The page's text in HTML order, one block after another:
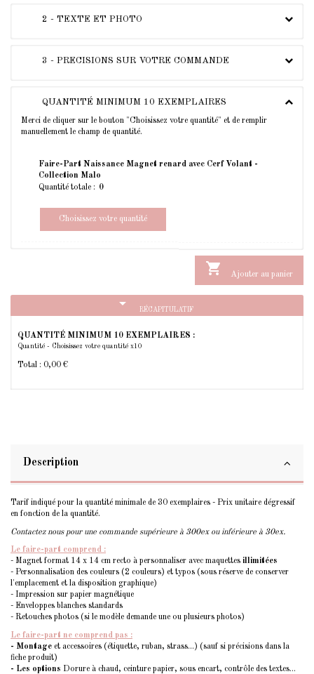
2 - TEXTE ET PHOTO
3 - PRECISIONS SUR VOTRE COMMANDE
QUANTITÉ MINIMUM 10 EXEMPLAIRES
Merci de cliquer sur le bouton "Choisissez votre quantité" et de remplir
manuellement le champ de quantité.
Faire-Part Naissance Magnet renard avec Cerf Volant -
Collection Malo
Quantité totale :
Choisissez votre quantité
 Ajouter au panier
arrow_drop_down RÉCAPITULATIF
QUANTITÉ MINIMUM 10 EXEMPLAIRES :
Quantité - Choisissez votre quantité x10
Total : 0,00 €
Description
Tarif indiqué pour la quantité minimale de 30 exemplaires - Prix unitaire dégressif
en fonction de la quantité.
Contactez nous pour une commande supérieure à 300ex ou inférieure à 30ex.
Le faire-part comprend :
- Magnet format 14 x 14 cm recto à personnaliser avec maquettes illimitées
- Personnalisation des couleurs (2 couleurs) et typos (sous réserve de conserver
l'emplacement et la disposition graphique)
- Impression sur papier magnétique
- Enveloppes blanches standards
- Retouches photos (si le modèle demande une ou plusieurs photos)
Le faire-part ne comprend pas :
- Montage et accessoires (étiquette, ruban, strass...) (sauf si précisions dans la
fiche produit)
- Les options Dorure à chaud, ceinture papier, sous encart, contrôle des textes...